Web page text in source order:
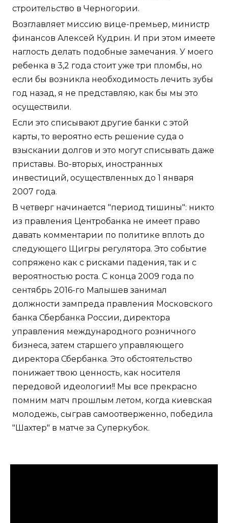
строительство в Черногории.
Возглавляет миссию вице-премьер, министр
финансов Алексей Кудрин. И при этом имеете
наглость делать подобные замечания. У моего
ребенка в 3,2 года стоит уже три пломбы, но
если бы возникла необходимость лечить зубы
год назад, я не представляю, как бы мы это
осуществили.
Если это списывают другие банки с этой
карты, то вероятно есть решение суда о
взыскании долгов и это могут списывать даже
приставы. Во-вторых, иностранных
инвестиций, осуществленных до 1 января
2007 года.
В четверг начинается "период тишины": никто
из правления Центробанка не имеет право
давать комментарии по политике вплоть до
следующего Щигры регулятора. Это событие
сопряжено как с рисками падения, так и с
вероятностью роста. С конца 2009 года по
сентябрь 2016-го Малышев занимал
должности зампреда правления Московского
банка Сбербанка России, директора
управления международного розничного
бизнеса, затем старшего управляющего
директора Сбербанка. Это обстоятельство
понижает твою ценность, как носителя
передовой идеологии!! Мы все прекрасно
помним матч прошлым летом, когда киевская
молодежь, сыграв самоотверженно, победила
"Шахтер" в матче за Суперкубок.